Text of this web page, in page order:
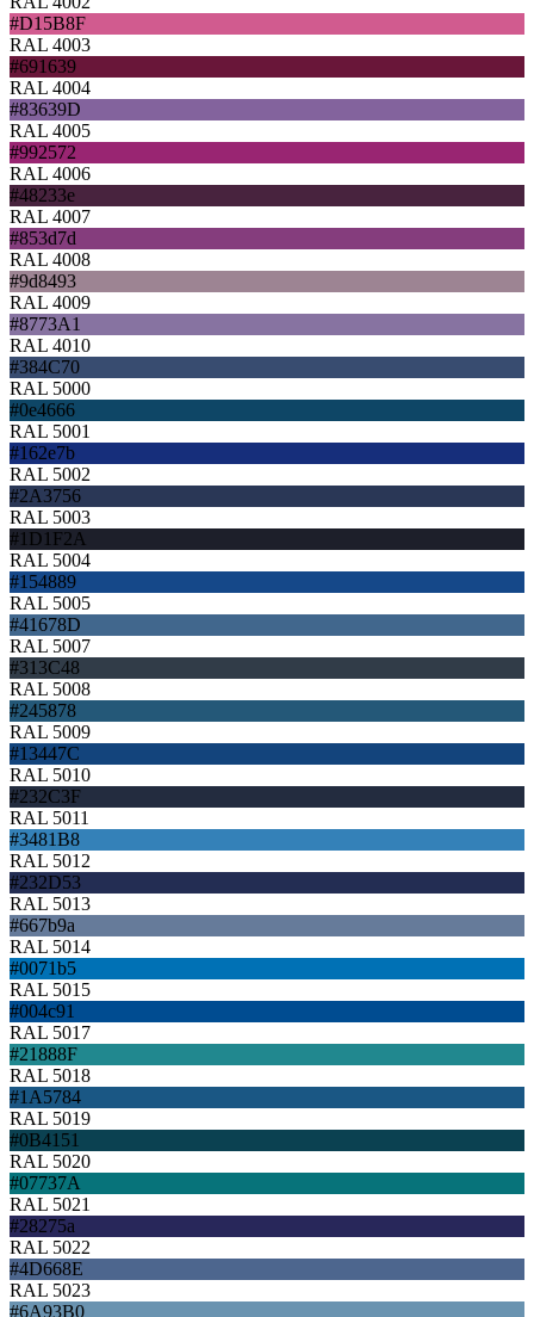
#D15B8F
RAL 4003
#691639
RAL 4004
#83639D
RAL 4005
#992572
RAL 4006
#48233e
RAL 4007
#853d7d
RAL 4008
#9d8493
RAL 4009
#8773A1
RAL 4010
#384C70
RAL 5000
#0e4666
RAL 5001
#162e7b
RAL 5002
#2A3756
RAL 5003
#1D1F2A
RAL 5004
#154889
RAL 5005
#41678D
RAL 5007
#313C48
RAL 5008
#245878
RAL 5009
#13447C
RAL 5010
#232C3F
RAL 5011
#3481B8
RAL 5012
#232D53
RAL 5013
#667b9a
RAL 5014
#0071b5
RAL 5015
#004c91
RAL 5017
#21888F
RAL 5018
#1A5784
RAL 5019
#0B4151
RAL 5020
#07737A
RAL 5021
#28275a
RAL 5022
#4D668E
RAL 5023
#6A93B0